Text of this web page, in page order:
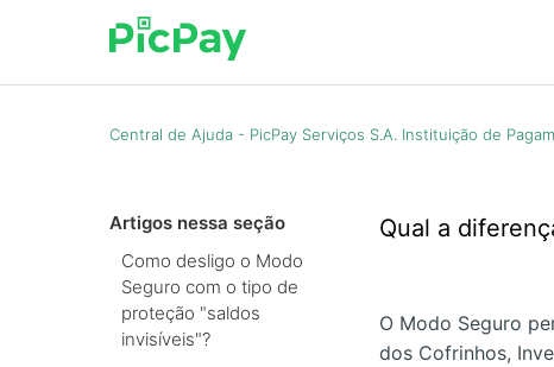
Central de Ajuda - PicPay Serviços S.A. Instituição de
Artigos nessa seção
Como desligo o Modo
Seguro com o tipo de
proteção "saldos
invisíveis"?
Qual a
O Modo Seguro
dos Cofrinhos,